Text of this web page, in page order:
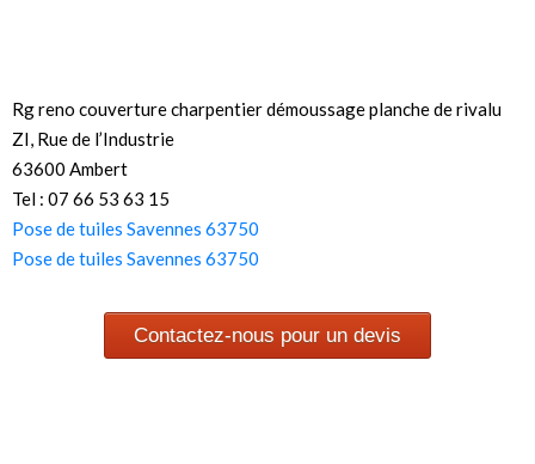
Rg reno couverture charpentier démoussage planche de rivalu
ZI, Rue de l’Industrie
63600 Ambert
Tel : 07 66 53 63 15
Pose de tuiles Savennes 63750
Pose de tuiles Savennes 63750
Contactez-nous pour un devis